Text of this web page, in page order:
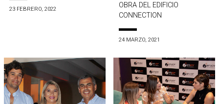
23 FEBRERO, 2022
OBRA DEL EDIFICIO
CONNECTION
24 MARZO, 2021